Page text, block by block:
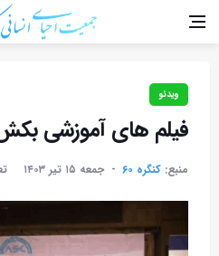
ویدئو
فیلم های آموزشی
منبع: کنگره ۶۰ جمعه ۱۵ تير ۱۴۰۳